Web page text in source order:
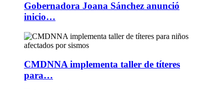
Gobernadora Joana Sánchez anunció
inicio…
CMDNNA implementa taller de títeres
para…